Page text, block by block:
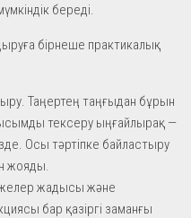
береді.
бірнеше практикалық
Таңертең таңғыдан бұрын
тексеру ыңғайлырақ —
Осы тәртіпке байластыру
жояды.
жадысы және
бар қазіргі заманғы